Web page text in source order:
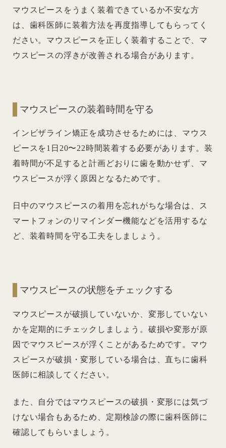
マウスピースをうまく装着できているか不安な方
は、歯科医師に装着方法を再度指導してもらってく
ださい。マウスピースを正しく装着することで、マ
ウスピースの浮きが改善される場合があります。
マウスピースの装着時間を守る
インビザライン矯正を成功させるためには、マウス
ピースを1日20〜22時間装着する必要があります。装
着時間が不足すると計画どおりに歯を動かせず、マ
ウスピースが浮く原因となるためです。
日中のマウスピースの着用を忘れがちな場合は、ス
マートフォンのリマインダー機能などを活用するな
ど、装着時間を守る工夫をしましょう。
マウスピースの状態をチェックする
マウスピースが破損していないか、変形していない
かを定期的にチェックしましょう。破損や変形が原
因でマウスピースが浮くことがあるためです。マウ
スピースが破損・変形している場合は、直ちに歯科
医師に相談してください。
また、自分ではマウスピースの破損・変形には気づ
けない場合もあるため、定期検診の際に歯科医師に
確認してもらいましょう。